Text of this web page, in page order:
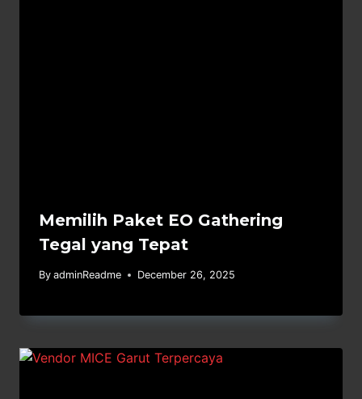
Memilih Paket EO Gathering
Tegal yang Tepat
By adminReadme December 26, 2025